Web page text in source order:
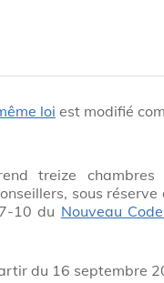
loi est modifié
treize chambres
sous réserve
10 du Nouveau
du 16 septembre